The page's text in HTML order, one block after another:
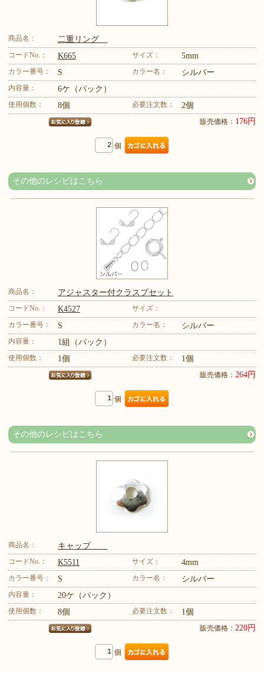
商品名： 二重リング
コードNo.： K665 サイズ： 5mm
カラー番号： S カラー名： シルバー
内容量： 6ケ（パック）
使用個数： 8個 必要注文数： 2個
販売価格： 176円
個
その他のレシピはこちら
商品名： アジャスター付クラスプセット
コードNo.： K4527
サイズ：
カラー番号：
S カラー名： シルバー
内容量： 1組（パック）
使用個数： 1個 必要注文数： 1個
販売価格： 264円
個
その他のレシピはこちら
商品名： キャップ
コードNo.： K5511 サイズ： 4mm
カラー番号： S カラー名： シルバー
内容量： 20ケ（パック）
使用個数： 8個 必要注文数： 1個
販売価格： 220円
個